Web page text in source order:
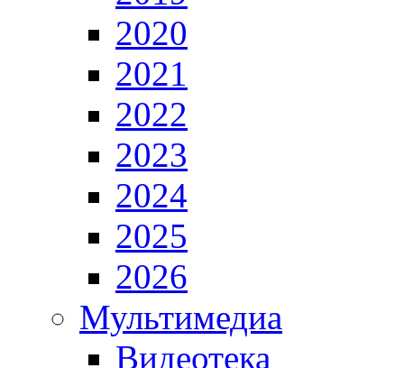
2020
2021
2022
2023
2024
2025
2026
Мультимедиа
Видеотека